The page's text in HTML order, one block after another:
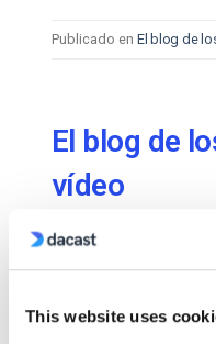
This website uses
Publicado en El blog de
El blog de
vídeo
Guía definitiva
retransmisión en